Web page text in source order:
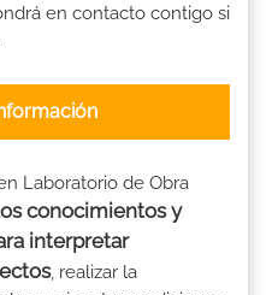
en contacto contigo si
Laboratorio de Obra
conocimientos y
interpretar
, realizar la